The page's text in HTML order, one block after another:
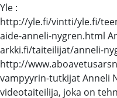
Yle :
http://yle.fi/vintti/yle.fi/
aide-anneli-nygren.html
arkki.fi/taiteilijat/anneli-
http://
vampyyrin-tutkijat Anneli
videotaiteilija, joka on